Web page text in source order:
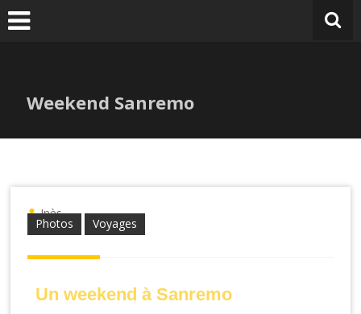
Weekend Sanremo
Photos Voyages
Inès
Un weekend à Sanremo